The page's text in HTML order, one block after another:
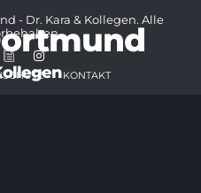
- Dr. Kara & Kollegen. Alle
KONTAKT